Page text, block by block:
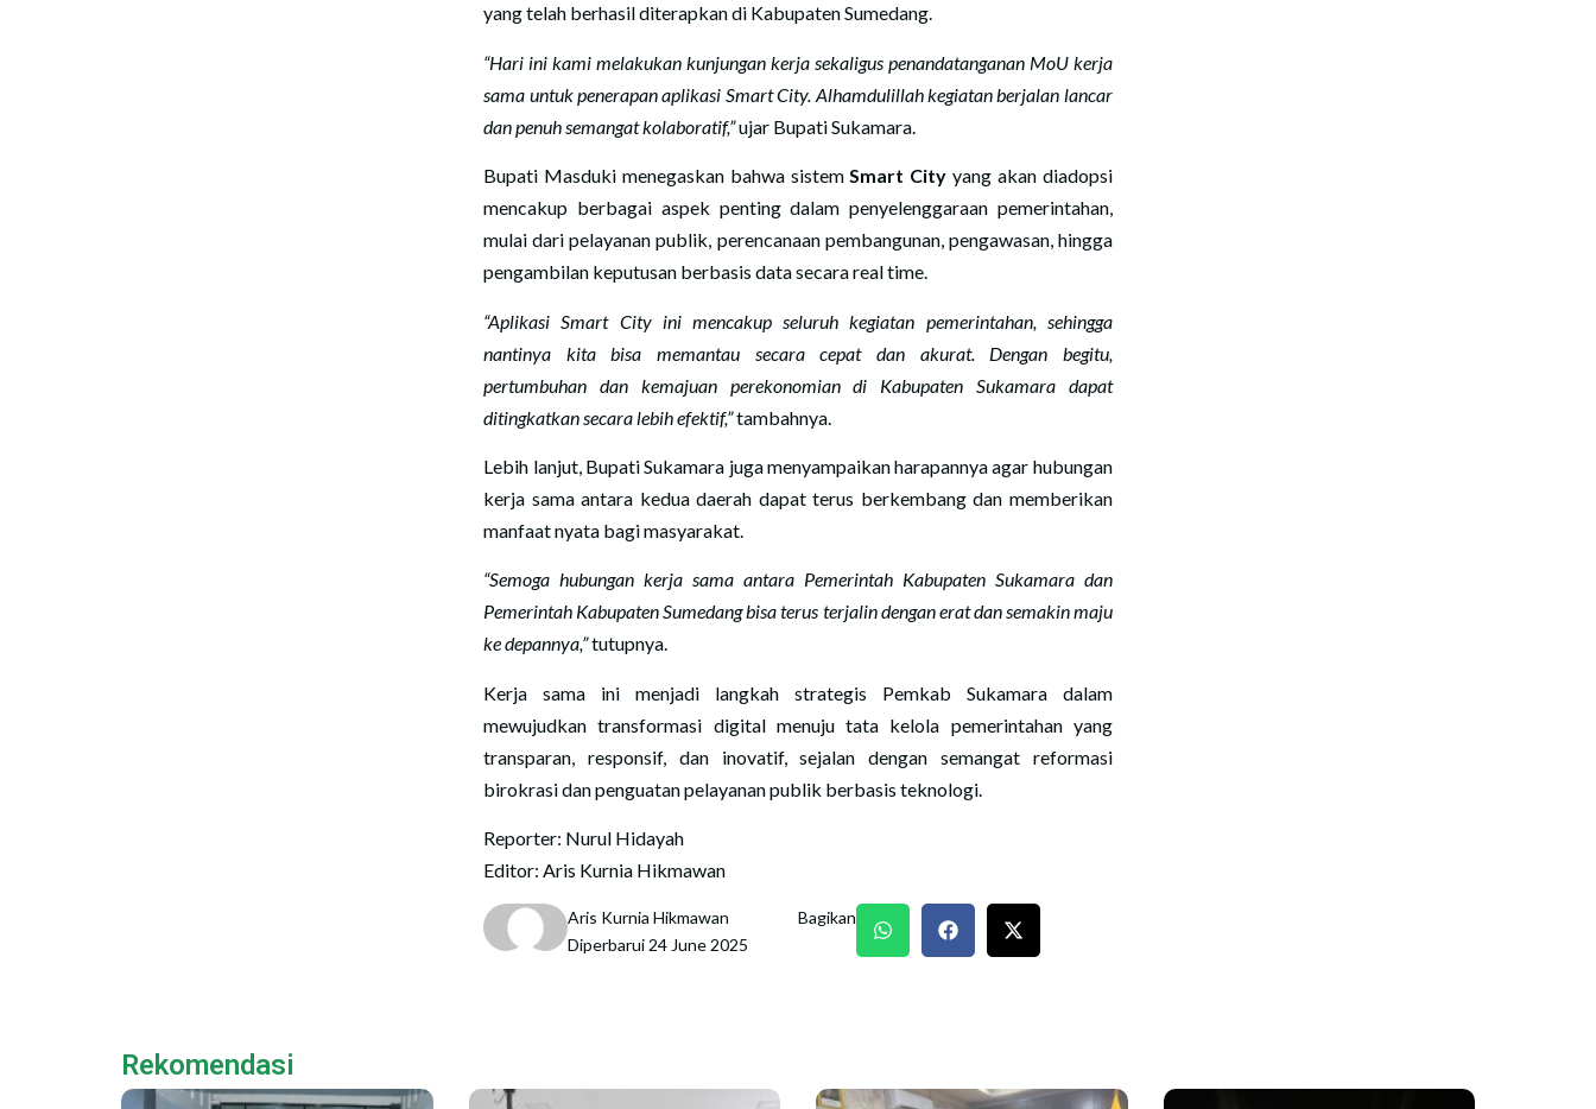
yang telah berhasil diterapkan di Kabupaten Sumedang.
“Hari ini kami melakukan kunjungan kerja sekaligus penandatanganan MoU kerja
sama untuk penerapan aplikasi Smart City. Alhamdulillah kegiatan berjalan lancar
dan penuh semangat kolaboratif,”ujar Bupati Sukamara.
Bupati Masduki menegaskan bahwa sistemSmart City yang akan diadopsi
mencakup berbagai aspek penting dalam penyelenggaraan pemerintahan,
mulai dari pelayanan publik, perencanaan pembangunan, pengawasan, hingga
pengambilan keputusan berbasis data secara real time.
“Aplikasi Smart City ini mencakup seluruh kegiatan pemerintahan, sehingga
nantinya kita bisa memantau secara cepat dan akurat. Dengan begitu,
pertumbuhan dan kemajuan perekonomian di Kabupaten Sukamara dapat
ditingkatkan secara lebih efektif,”tambahnya.
Lebih lanjut, Bupati Sukamara juga menyampaikan harapannya agar hubungan
kerja sama antara kedua daerah dapat terus berkembang dan memberikan
manfaat nyata bagi masyarakat.
“Semoga hubungan kerja sama antara Pemerintah Kabupaten Sukamara dan
Pemerintah Kabupaten Sumedang bisa terus terjalin dengan erat dan semakin maju
ke depannya,”tutupnya.
Kerja sama ini menjadi langkah strategis Pemkab Sukamara dalam
mewujudkan transformasi digital menuju tata kelola pemerintahan yang
transparan, responsif, dan inovatif, sejalan dengan semangat reformasi
birokrasi dan penguatan pelayanan publik berbasis teknologi.
Reporter: Nurul Hidayah
Editor: Aris Kurnia Hikmawan
Aris Kurnia Hikmawan
Diperbarui 24 June 2025
Bagikan
Rekomendasi